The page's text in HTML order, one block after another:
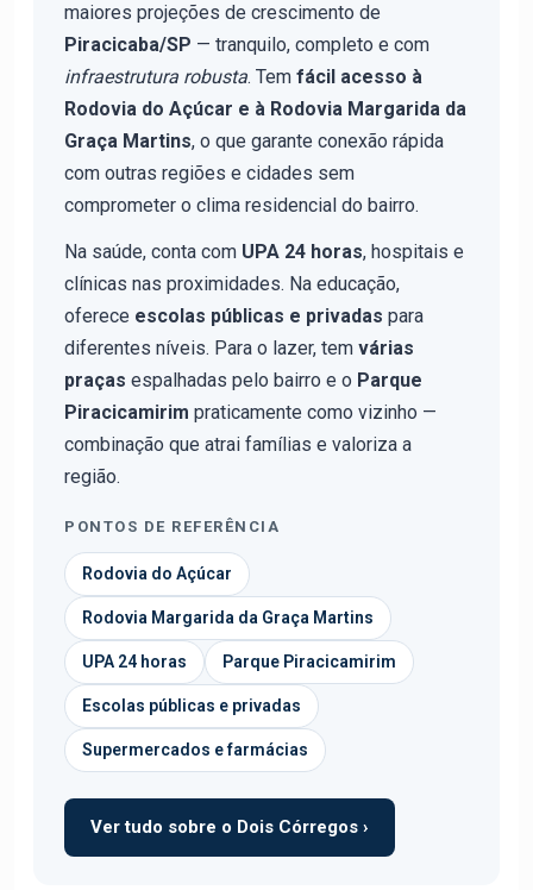
maiores projeções de crescimento de
Piracicaba/SP — tranquilo, completo e com
infraestrutura robusta. Tem fácil acesso à
Rodovia do Açúcar e à Rodovia Margarida da
Graça Martins, o que garante conexão rápida
com outras regiões e cidades sem
comprometer o clima residencial do bairro.
Na saúde, conta com UPA 24 horas, hospitais e
clínicas nas proximidades. Na educação,
oferece escolas públicas e privadas para
diferentes níveis. Para o lazer, tem várias
praças espalhadas pelo bairro e o Parque
Piracicamirim praticamente como vizinho —
combinação que atrai famílias e valoriza a
região.
PONTOS DE REFERÊNCIA
Rodovia do Açúcar
Rodovia Margarida da Graça Martins
UPA 24 horas Parque Piracicamirim
Escolas públicas e privadas
Supermercados e farmácias
Ver tudo sobre o Dois Córregos ›